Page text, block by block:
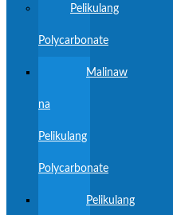
Pelikulang
Polycarbonate
Malinaw
na
Pelikulang
Polycarbonate
Pelikulang